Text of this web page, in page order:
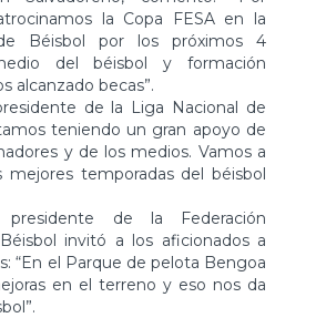
la Copa FESA en la
Béisbol por los próximos 4
del béisbol y formación
alcanzado becas”.
de la Liga Nacional de
teniendo un gran apoyo de
y de los medios. Vamos a
temporadas del béisbol
presidente de la Federación
invitó a los aficionados a
“En el Parque de pelota Bengoa
en el terreno y eso nos da